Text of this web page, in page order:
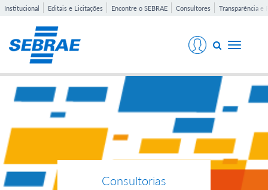
Institucional Editais e Licitações Encontre o SEBRAE Consultores Transparência e
Toggle
Consultorias